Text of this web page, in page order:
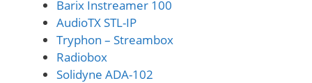
Barix Instreamer 100
AudioTX STL-IP
Tryphon – Streambox
Radiobox
Solidyne ADA-102